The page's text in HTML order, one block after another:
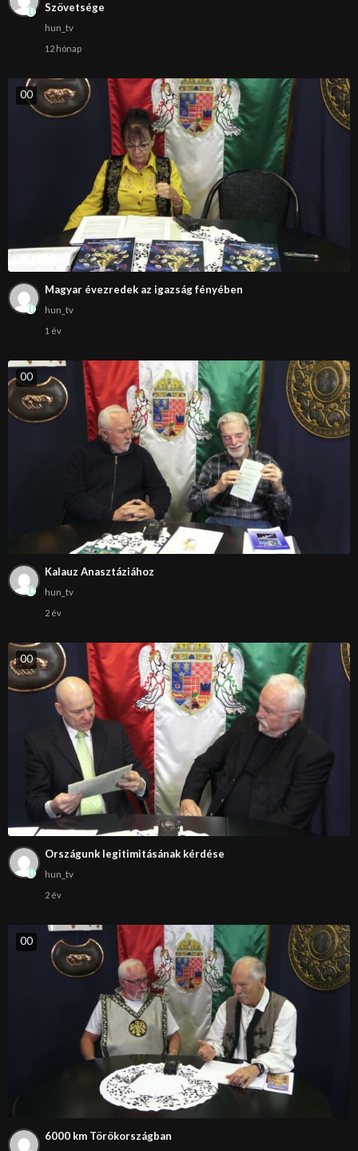
Szövetsége
hun_tv
12 hónap
00
Magyar évezredek az igazság fényében
hun_tv
1 év
00
Kalauz Anasztáziához
hun_tv
2 év
00
Országunk legitimitásának kérdése
hun_tv
2 év
00
6000 km Törökországban